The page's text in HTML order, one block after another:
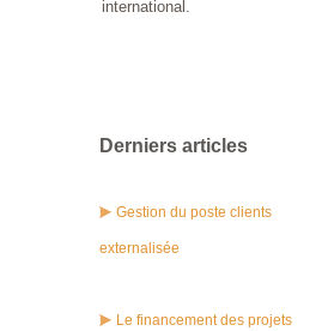
international.
Derniers articles
Gestion du poste clients
externalisée
Le financement des projets